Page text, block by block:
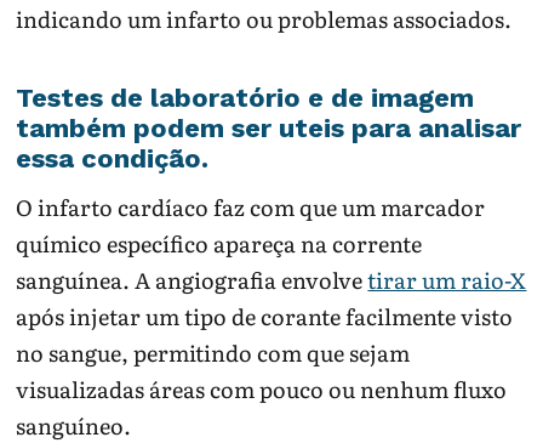
indicando um infarto ou problemas associados.
Testes de laboratório e de imagem
também podem ser uteis para analisar
essa condição.
O infarto cardíaco faz com que um marcador
químico específico apareça na corrente
sanguínea. A angiografia envolvetirar um raio-X
após injetar um tipo de corante facilmente visto
no sangue, permitindo com que sejam
visualizadas áreas com pouco ou nenhum fluxo
sanguíneo.